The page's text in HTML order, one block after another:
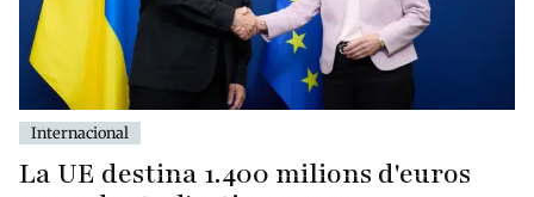
Internacional
La UE destina 1.400 milions d'euros